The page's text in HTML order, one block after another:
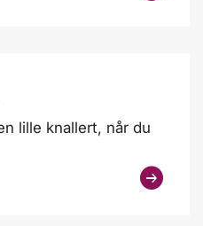
lille knallert, når du